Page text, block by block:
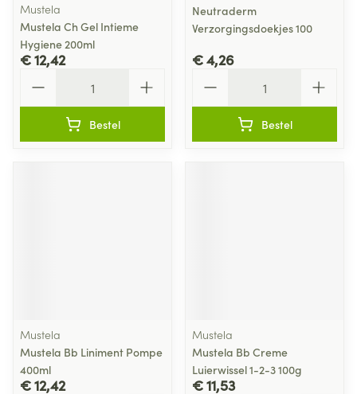
Mustela
Mustela Ch Gel Intieme
Hygiene 200ml
€ 12,42
Bestel
Neutraderm
Verzorgingsdoekjes 100
€ 4,26
Bestel
Mustela
Mustela Bb Liniment Pompe
400ml
€ 12,42
Mustela
Mustela Bb Creme
Luierwissel 1-2-3 100g
€ 11,53